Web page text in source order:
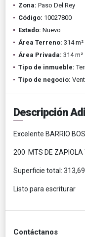
Zona: Paso Del Rey
Código: 10027800
Estado: Nuevo
Área Terreno: 314 m²
Área Privada: 314 m²
Tipo de inmueble:
Tipo de negocio:
Descripción
Excelente BARRIO
200 MTS DE ZAPIOLA
Superficie total:
Listo para escriturar
Contáctanos